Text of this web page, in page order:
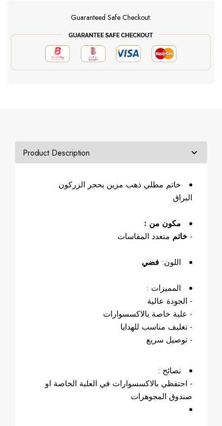
Guaranteed Safe Checkout:
خاتم مطلي ذهب مزين بحجر الزركون
البراق
مكون من :
- خاتم متعدد المقاسات
اللون: فضي
المميزات :
- الجودة عالية
- علبة خاصة بالاكسسوارات
- تغليف مناسب للهدايا
- توصيل سريع
نصائح :
- احتفظي بالاكسسوارات في العلبة الخاصة او
صندوق المجوهرات